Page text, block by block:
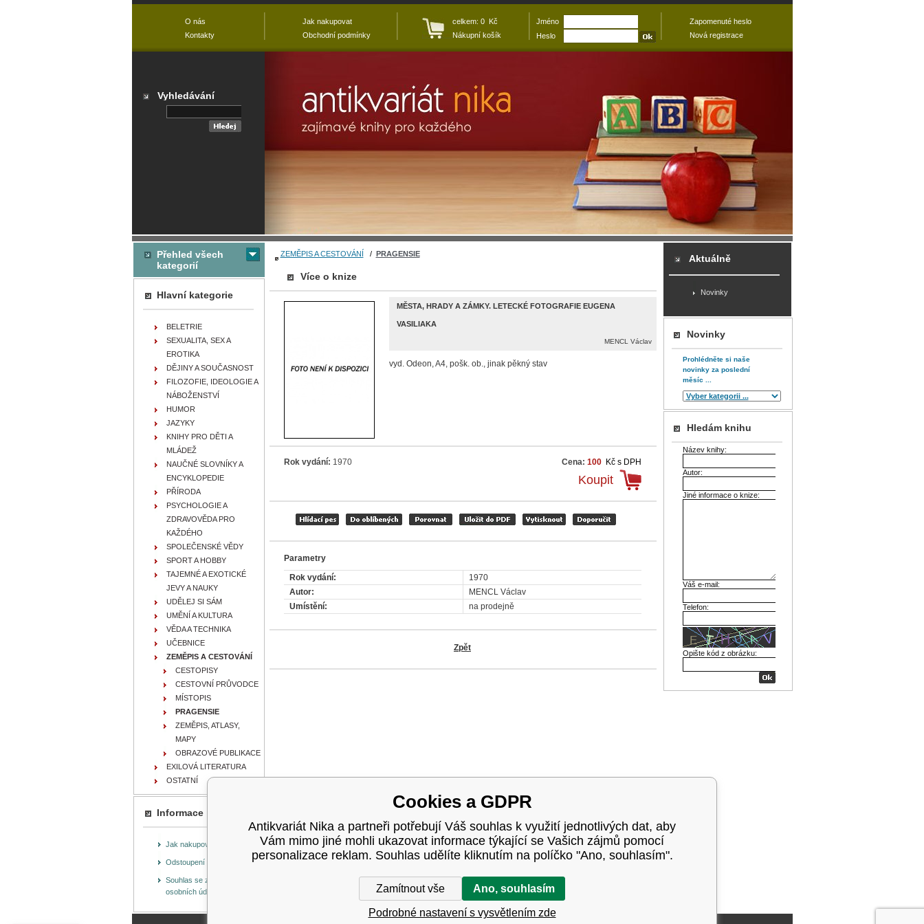
ZEMĚPIS A CESTOVÁNÍ / PRAGENSIE
Více o knize
MĚSTA, HRADY A ZÁMKY. LETECKÉ FOTOGRAFIE EUGENA
VASILIAKA
MENCL Václav
vyd. Odeon, A4, pošk. ob., jinak pěkný stav
Rok vydání: 1970 Cena: 100 Kč s DPH
Koupit
Parametry
Rok vydání:
1970
Autor:
MENCL Václav
Umístění:
na prodejně
Zpět
Přehled všech
kategorií
Hlavní kategorie
BELETRIE
SEXUALITA, SEX A
EROTIKA
DĚJINY A SOUČASNOST
FILOZOFIE, IDEOLOGIE A
NÁBOŽENSTVÍ
HUMOR
JAZYKY
KNIHY PRO DĚTI A
MLÁDEŽ
NAUČNÉ SLOVNÍKY A
ENCYKLOPEDIE
PŘÍRODA
PSYCHOLOGIE A
ZDRAVOVĚDA PRO
KAŽDÉHO
SPOLEČENSKÉ VĚDY
SPORT A HOBBY
TAJEMNÉ A EXOTICKÉ
JEVY A NAUKY
UDĚLEJ SI SÁM
UMĚNÍ A KULTURA
VĚDA A TECHNIKA
UČEBNICE
ZEMĚPIS A CESTOVÁNÍ
CESTOPISY
CESTOVNÍ PRŮVODCE
MÍSTOPIS
PRAGENSIE
ZEMĚPIS, ATLASY,
MAPY
OBRAZOVÉ PUBLIKACE
EXILOVÁ LITERATURA
OSTATNÍ
Informace
Jak nakupovat
Odstoupení od smlouvy
Souhlas se zpracováním
osobních údajů (GDPR)
Aktuálně
Novinky
Novinky
Prohlédněte si naše
novinky za poslední
měsíc ...
Hledám knihu
Název knihy:
Autor:
Jiné informace o knize:
Váš e-mail:
Telefon:
Opište kód z obrázku:
O nás
Kontakty
Jak nakupovat
Obchodní podmínky
celkem: 0 Kč
Nákupní košík
Jméno
Heslo
Zapomenuté heslo
Nová registrace
Vyhledávání
Cookies a GDPR
Antikvariát Nika a partneři potřebují Váš souhlas k využití jednotlivých dat, aby
Vám mimo jiné mohli ukazovat informace týkající se Vašich zájmů pomocí
personalizace reklam. Souhlas udělíte kliknutím na políčko "Ano, souhlasím".
Zamítnout vše Ano, souhlasím
Podrobné nastavení s vysvětlením zde